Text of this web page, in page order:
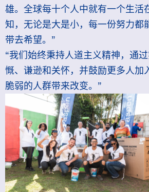
雄。全球每十个人中就有一个生活
知，无论是大是小，每一份努力都
带去希望。”
“我们始终秉持人道主义精神，通
慨、谦逊和关怀，并鼓励更多人加
脆弱的人群带来改变。”